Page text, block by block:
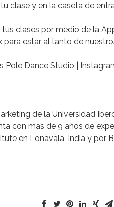
clase y en la caseta de
tus clases por medio de la
para estar al tanto de
Pole Dance Studio |
de la Universidad
con mas de 9 años de
en Lonavala, India y por